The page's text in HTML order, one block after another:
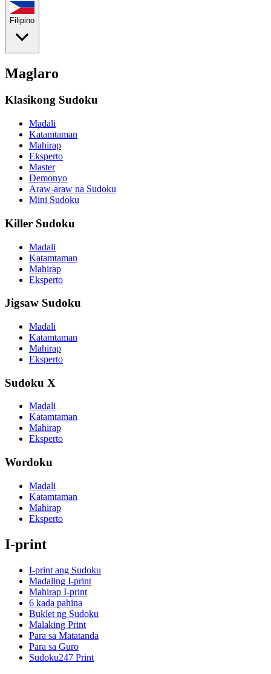
Filipino
Maglaro
Klasikong Sudoku
Madali
Katamtaman
Mahirap
Eksperto
Master
Demonyo
Araw-araw na Sudoku
Mini Sudoku
Killer Sudoku
Madali
Katamtaman
Mahirap
Eksperto
Jigsaw Sudoku
Madali
Katamtaman
Mahirap
Eksperto
Sudoku X
Madali
Katamtaman
Mahirap
Eksperto
Wordoku
Madali
Katamtaman
Mahirap
Eksperto
I-print
I-print ang Sudoku
Madaling I-print
Mahirap I-print
6 kada pahina
Buklet ng Sudoku
Malaking Print
Para sa Matatanda
Para sa Guro
Sudoku247 Print